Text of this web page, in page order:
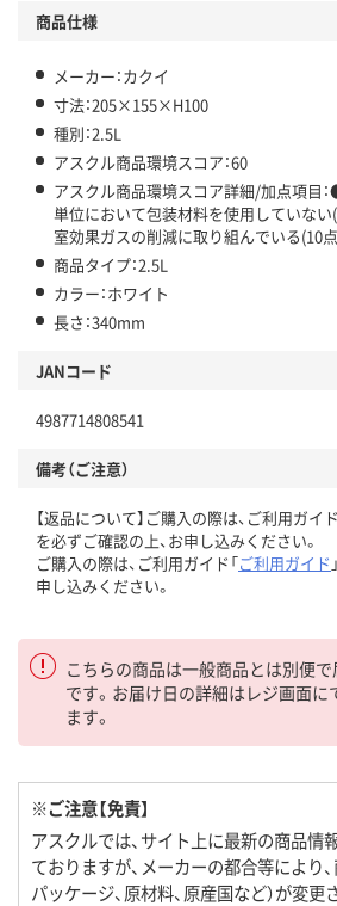
商品仕様
メーカー：カクイ
寸法：205×155×H100
種別：2.5L
アスクル商品環境スコア：60
アスクル商品環境スコア詳細/加点項目
単位において包装材料を使用していな
室効果ガスの削減に取り組んでいる(10
商品タイプ：2.5L
カラー：ホワイト
長さ：340mm
JANコード
4987714808541
備考（ご注意）
【返品について】ご購入の際は、ご利用ガイ
を必ずご確認の上、お申し込みください。
ご購入の際は、ご利用ガイド「ご利用ガイド
申し込みください。
こちらの商品は一般商品とは別便
です。お届け日の詳細はレジ画面
ます。
※ご注意【免責】
アスクルでは、サイト上に最新の商品情
ておりますが、メーカーの都合等により、
パッケージ、原材料、原産国など）が変